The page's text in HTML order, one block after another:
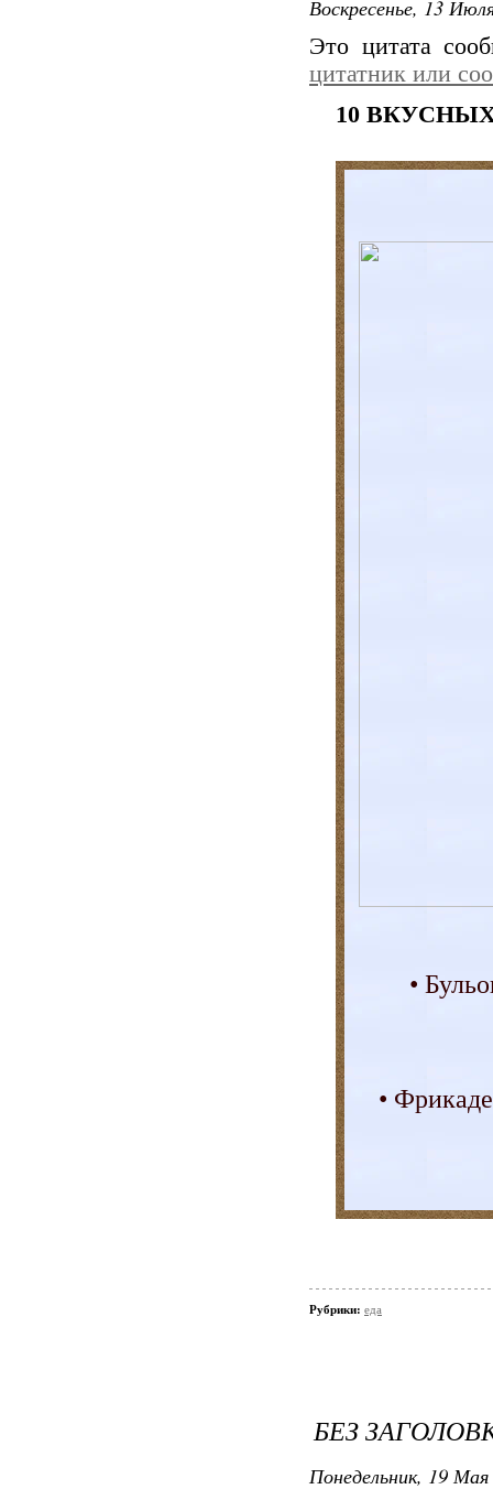
Воскресенье, 13
Это цитата
цитатник или
10
•
•
Рубрики: еда
БЕЗ
Понедельник, 19